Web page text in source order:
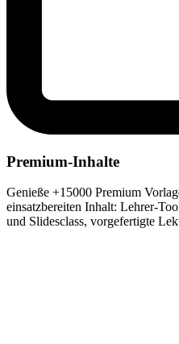
Premium-Inhalte
Genieße +15000 Premium
einsatzbereiten Inhalt: Lehrer-
und Slidesclass, vorgefertigte